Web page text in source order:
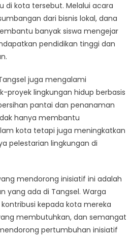
di kota tersebut. Melalui acara
dari bisnis lokal, dana
banyak siswa mengejar
pendidikan tinggi dan
juga mengalami
proyek lingkungan hidup berbasis
pantai dan penanaman
hanya membantu
kota tetapi juga meningkatkan
pelestarian lingkungan di
mendorong inisiatif ini adalah
yang ada di Tangsel. Warga
kepada kota mereka
membutuhkan, dan semangat
pertumbuhan inisiatif